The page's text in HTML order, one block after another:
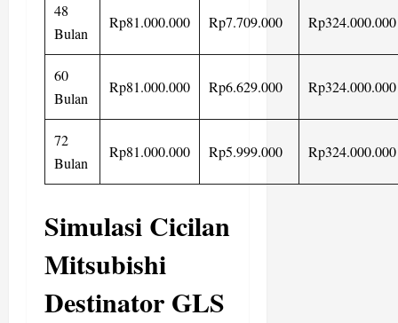
48
Bulan
Rp81.000.000 Rp7.709.000 Rp324.000.000
60
Bulan
Rp81.000.000 Rp6.629.000 Rp324.000.000
72
Bulan
Rp81.000.000 Rp5.999.000 Rp324.000.000
Simulasi Cicilan
Mitsubishi
Destinator GLS